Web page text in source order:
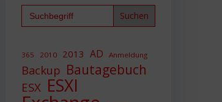
Search
for:
365 2010 2013 AD Anmeldung
Backup Bautagebuch
ESX ESXI